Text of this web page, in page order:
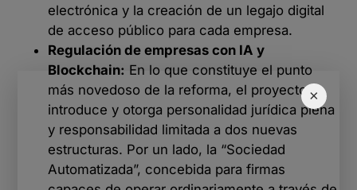
×
electrónica y la creación de un legajo digital
de acceso público para cada empresa.
Regulación de empresas con IA y
Blockchain: En lo que constituye el punto
más novedoso de la reforma, el proyecto
introduce y otorga personalidad jurídica plena
y responsabilidad limitada a dos nuevas
estructuras. Por un lado, la “Sociedad
Automatizada”, concebida para firmas